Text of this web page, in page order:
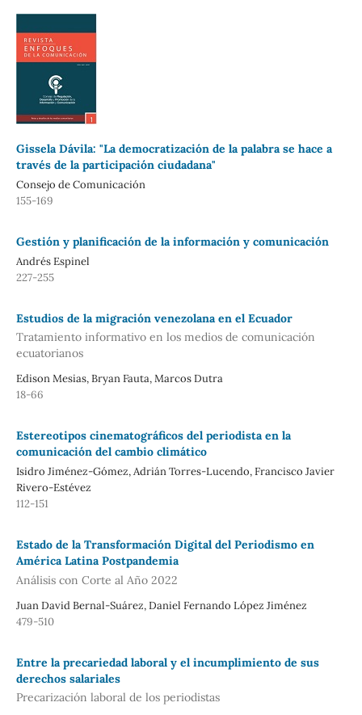
Gissela Dávila: "La democratización de la palabra se hace a
través de la participación ciudadana"
Consejo de Comunicación
155-169
Gestión y planificación de la información y comunicación
Andrés Espinel
227-255
Estudios de la migración venezolana en el Ecuador
Tratamiento informativo en los medios de comunicación
ecuatorianos
Edison Mesias, Bryan Fauta, Marcos Dutra
18-66
Estereotipos cinematográficos del periodista en la
comunicación del cambio climático
Isidro Jiménez-Gómez, Adrián Torres-Lucendo, Francisco Javier
Rivero-Estévez
112-151
Estado de la Transformación Digital del Periodismo en
América Latina Postpandemia
Análisis con Corte al Año 2022
Juan David Bernal-Suárez, Daniel Fernando López Jiménez
479-510
Entre la precariedad laboral y el incumplimiento de sus
derechos salariales
Precarización laboral de los periodistas